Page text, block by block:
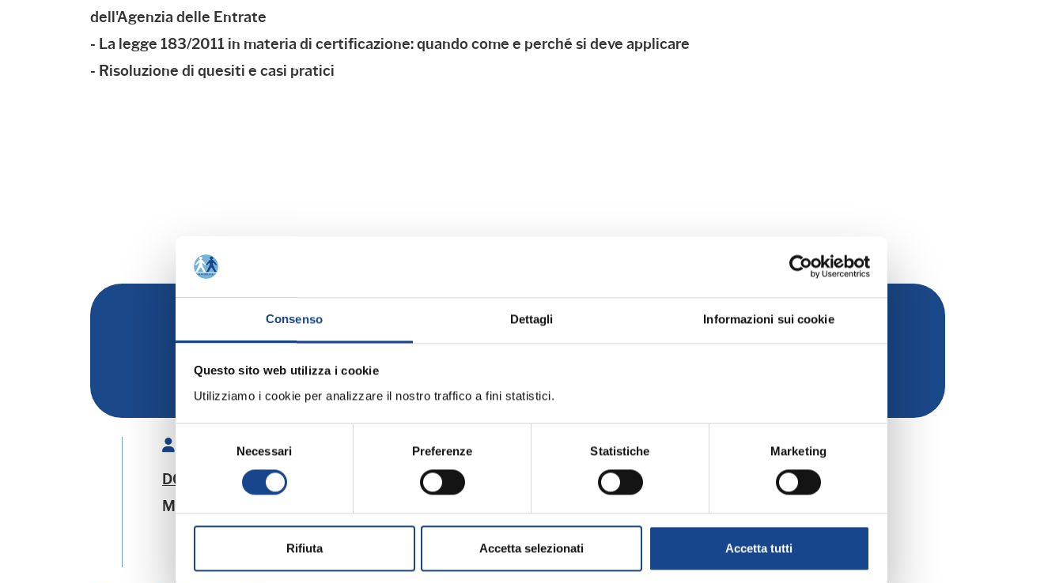
Consenso Dettagli Informazioni sui cookie
Questo sito web utilizza i cookie
Utilizziamo i cookie per analizzare il nostro traffico a fini statistici.
Necessari Preferenze Statistiche Marketing
Rifiuta Accetta selezionati Accetta tutti
dell'Agenzia delle Entrate
- La legge 183/2011 in materia di certificazione: quando come e perché si deve applicare
- Risoluzione di quesiti e casi pratici
Rinnovo adesione Comuni anno 2018
Relatori:
DOLCIMELE Patrizia
- Esperto ANUSCA
MESSINA Rosalia
Allegati:
PROGRAMMA
MATERIALE DIDATTICO